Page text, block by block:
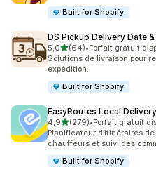
Built for Shopify
DS Pickup Delivery Date
5,0étoile(s) sur 5
(64)
64 avis au total
•Forfait gratuit
Solutions de livraison pour
expédition.
Built for Shopify
EasyRoutes Local Delivery
4,9étoile(s) sur 5
(279)
279 avis au total
•Forfait gratuit
Planificateur d’itinéraires
chauffeurs et suivi des
Built for Shopify